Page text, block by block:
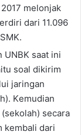
melonjak
dаrі 11.096
saat іnі
soal dikirim
jaringan
Kеmudіаn
secara
dаrі